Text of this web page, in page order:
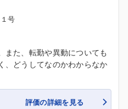
号
また、転勤や異動についても
、どうしてなのかわからなか
評価の詳細を見る